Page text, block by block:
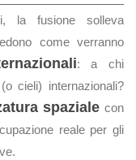
la fusione solleva
come verranno
: a chi
cieli) internazionali?
spaziale con
reale per gli